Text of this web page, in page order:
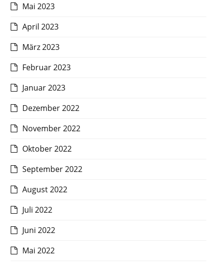
Mai 2023
April 2023
März 2023
Februar 2023
Januar 2023
Dezember 2022
November 2022
Oktober 2022
September 2022
August 2022
Juli 2022
Juni 2022
Mai 2022